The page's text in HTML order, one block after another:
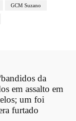
GCM Suzano
da
em assalto em
um foi
furtado